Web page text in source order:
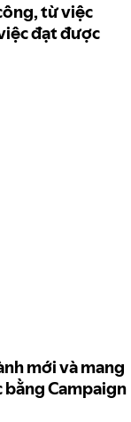
từ việc
đạt được
mới và mang
bằng Campaign